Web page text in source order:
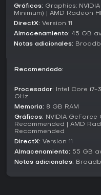
Batman. La trama se
hasta amenazas a
La recepción de los
valoraciones positivas
YouTube alaban su
fluido en hardware actual.
El juego encaja perfecto
aventura con combates
todo si te gustan las
actualizaciones ni
experiencia completa,
priorizas mecánicas
Gráficos: Graphics:
Minimum) | AMD Radeon
DirectX: Version 11
Almacenamiento: 45 GB
Notas adicionales:
Recomendado:
Procesador: Intel Core i7-
GHz
Memoria: 8 GB RAM
Gráficos: NVIDIA
Recommended | AMD
Recommended
DirectX: Version 11
Almacenamiento: 55 GB
Notas adicionales: